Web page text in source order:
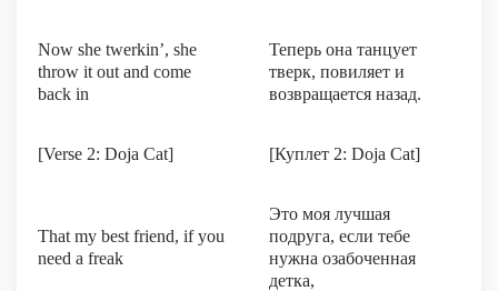
Now she twerkin’, she
throw it out and come
back in
Теперь она танцует
тверк, повиляет и
возвращается назад.
[Verse 2: Doja Cat] [Куплет 2: Doja Cat]
That my best friend, if you
need a freak
Это моя лучшая
подруга, если тебе
нужна озабоченная
детка,